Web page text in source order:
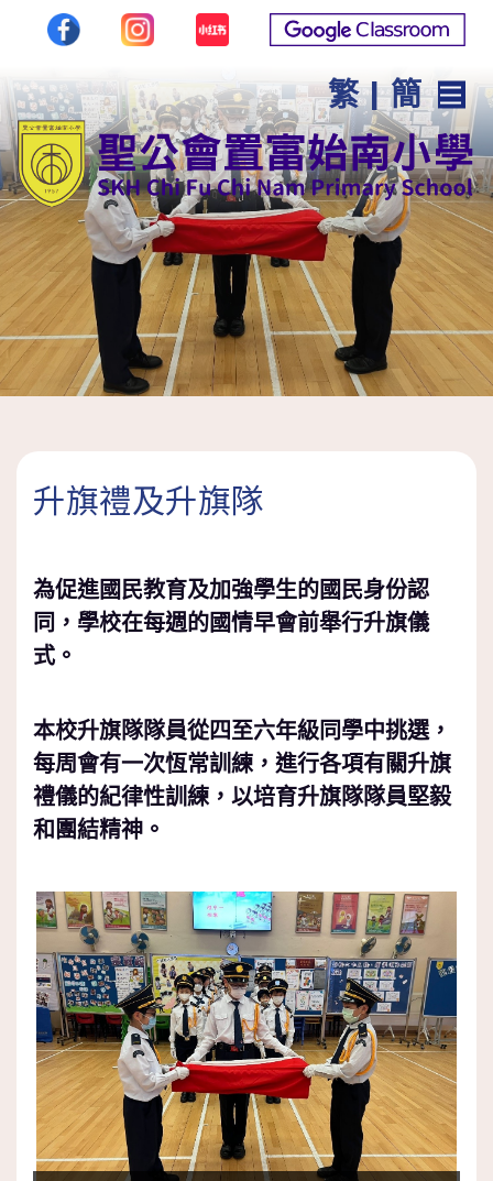
繁 |簡
升旗禮及升旗隊
為促進國民教育及加強學生的國民身份認
同，學校在每週的國情早會前舉行升旗儀
式。
本校升旗隊隊員從四至六年級同學中挑選，
每周會有一次恆常訓練，進行各項有關升旗
禮儀的紀律性訓練，以培育升旗隊隊員堅毅
和團結精神。